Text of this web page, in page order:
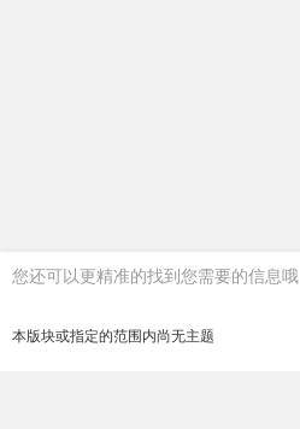
您还可以更精准的找到您需要的信息哦
本版块或指定的范围内尚无主题